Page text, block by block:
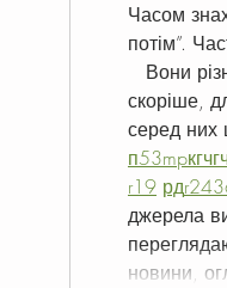
Часом
потім”.
Вони
скоріше,
серед них
п53mpкгчг
r19 рдr24
джерела
новини,